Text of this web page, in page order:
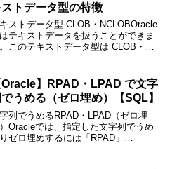
ストデータ型の特徴
ストデータ型 CLOB・NCLOBOracle
テキストデータを扱うことができま
このテキストデータ型は CLOB・
るのか解説します。（Oracl...
Oracle】RPAD・LPAD で文字
うめる（ゼロ埋め）【SQL】
列でうめるRPAD・LPAD（ゼロ埋
Oracleでは、指定した文字列でうめ
ゼロ埋めするには「RPAD」